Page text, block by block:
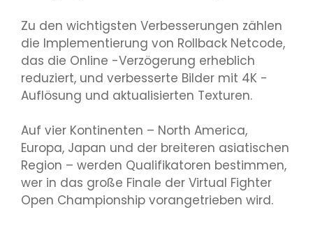
Zu den wichtigsten Verbesserungen zählen
die Implementierung von Rollback Netcode,
das die Online -Verzögerung erheblich
reduziert, und verbesserte Bilder mit 4K -
Auflösung und aktualisierten Texturen.
Auf vier Kontinenten – North America,
Europa, Japan und der breiteren asiatischen
Region – werden Qualifikatoren bestimmen,
wer in das große Finale der Virtual Fighter
Open Championship vorangetrieben wird.